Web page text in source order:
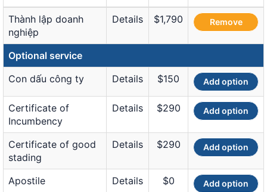
Thành lập doanh
nghiệp
Details $1,790 Remove
Optional service
Con dấu công ty
Details $150 Add option
Certificate of
Incumbency
Details $290 Add option
Certificate of good
stading
Details $290 Add option
Apostile Details $0 Add option